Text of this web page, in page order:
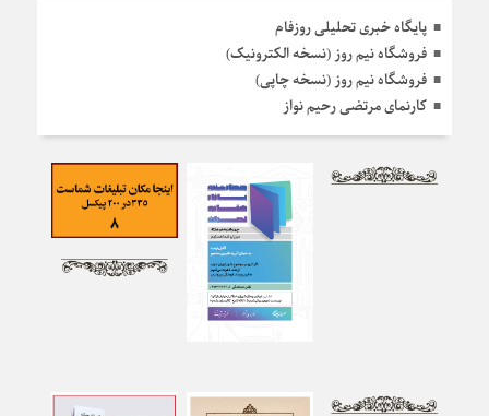
پایگاه خبری تحلیلی روزفام
فروشگاه نیم روز (نسخه الکترونیک)
فروشگاه نیم روز (نسخه چاپی)
کارنمای مرتضی رحیم نواز